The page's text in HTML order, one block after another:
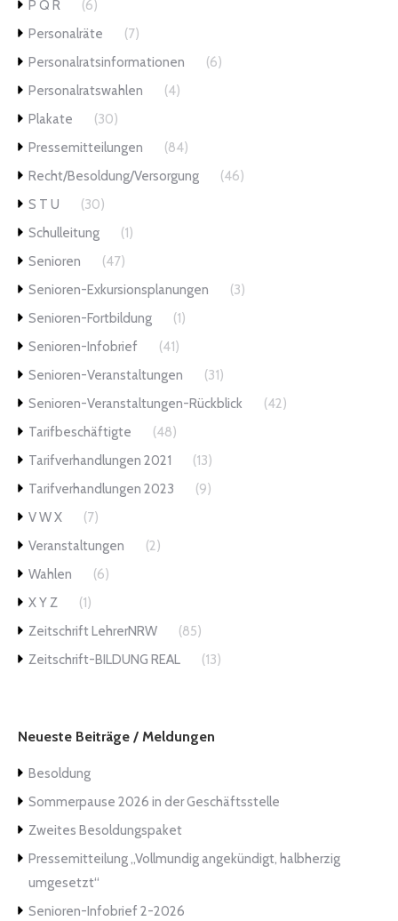
P Q R
(6)
Personalräte
(7)
Personalratsinformationen
(6)
Personalratswahlen
(4)
Plakate
(30)
Pressemitteilungen
(84)
Recht/Besoldung/Versorgung
(46)
S T U
(30)
Schulleitung
(1)
Senioren
(47)
Senioren-Exkursionsplanungen
(3)
Senioren-Fortbildung
(1)
Senioren-Infobrief
(41)
Senioren-Veranstaltungen
(31)
Senioren-Veranstaltungen-Rückblick
(42)
Tarifbeschäftigte
(48)
Tarifverhandlungen 2021
(13)
Tarifverhandlungen 2023
(9)
V W X
(7)
Veranstaltungen
(2)
Wahlen
(6)
X Y Z
(1)
Zeitschrift LehrerNRW
(85)
Zeitschrift-BILDUNG REAL
(13)
Neueste Beiträge / Meldungen
Besoldung
Sommerpause 2026 in der Geschäftsstelle
Zweites Besoldungspaket
Pressemitteilung „Vollmundig angekündigt, halbherzig
umgesetzt“
Senioren-Infobrief 2-2026